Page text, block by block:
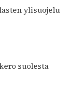
ylisuojelu
suolesta